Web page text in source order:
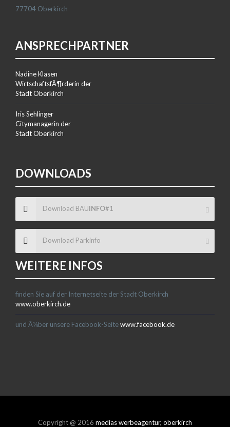
77704 Oberkirch
ANSPRECHPARTNER
Nadine Klasen
WirtschaftsfÃ¶rderin der
Stadt Oberkirch
Iris Sehlinger
Citymanagerin der
Stadt Oberkirch
DOWNLOADS
Download BAUINFO#1
Download Parkinfo
WEITERE INFOS
finden Sie auf der Internetseite der Stadt Oberkirch
www.oberkirch.de
und Ã¼ber unsere Facebook-Seitewww.facebook.de
Copyright @ 2016 medias werbeagentur, oberkirch